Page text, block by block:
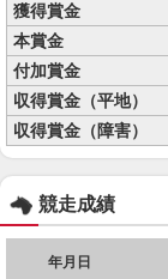
獲得賞金
本賞金
付加賞金
収得賞金（平地）
収得賞金（障害）
競走成績
年月日